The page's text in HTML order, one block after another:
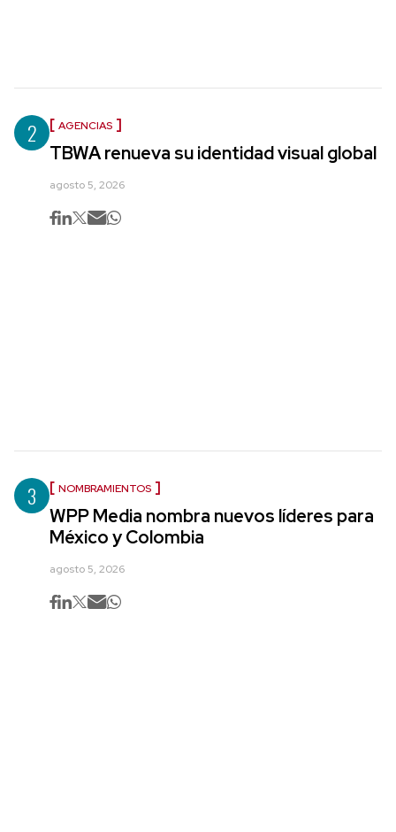
2 AGENCIAS
TBWA renueva su identidad visual global
agosto 5, 2026
3 NOMBRAMIENTOS
WPP Media nombra nuevos líderes para
México y Colombia
agosto 5, 2026